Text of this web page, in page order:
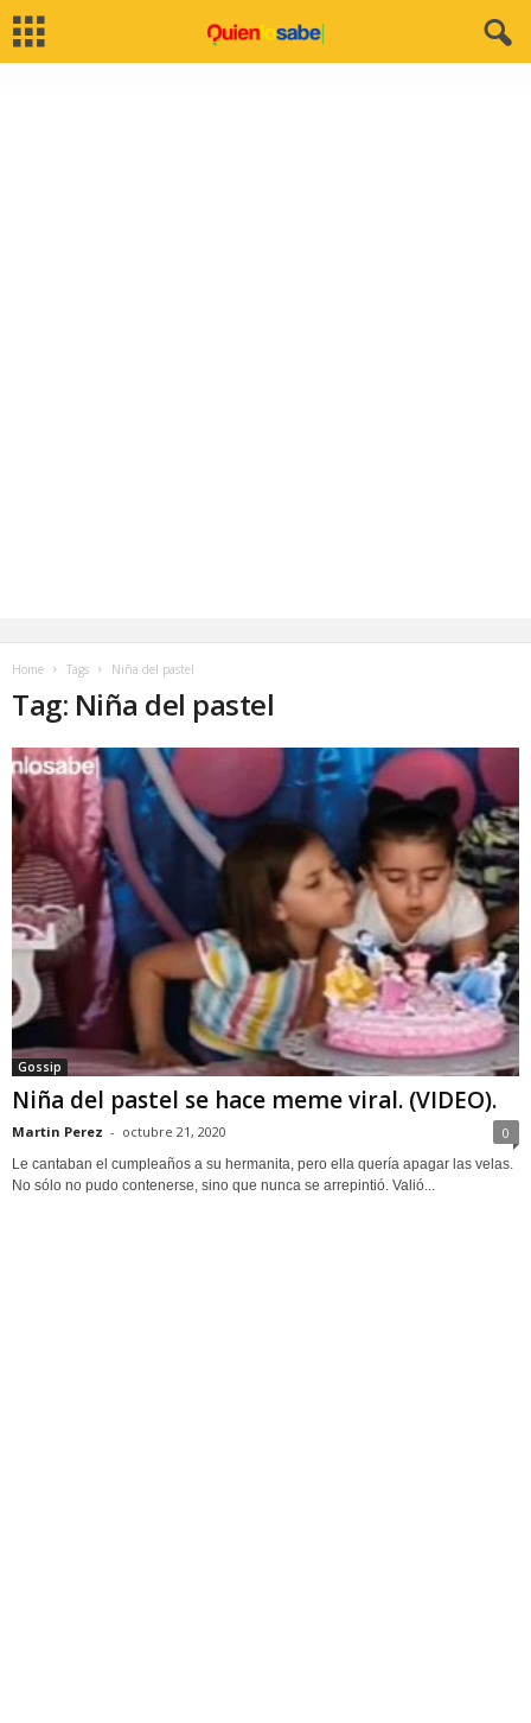
Home Tags Niña del pastel
Tag: Niña del pastel
Gossip
Niña del pastel se hace meme viral. (VIDEO).
Martin Perez - octubre 21, 2020 0
Le cantaban el cumpleaños a su hermanita, pero ella quería apagar las velas.
No sólo no pudo contenerse, sino que nunca se arrepintió. Valió...